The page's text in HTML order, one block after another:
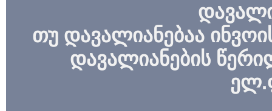
თუ დავალიანებაა
დავალიანების